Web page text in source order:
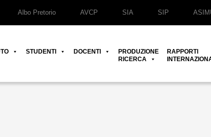
Albo Pretorio AVCP SIA SIP
STUDENTI DOCENTI
PRODUZIONE
RICERCA
RAPPORTI